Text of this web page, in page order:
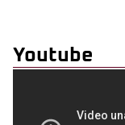
Youtube